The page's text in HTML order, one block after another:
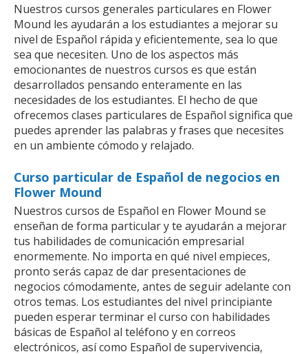
Nuestros cursos generales particulares en Flower
Mound les ayudarán a los estudiantes a mejorar su
nivel de Español rápida y eficientemente, sea lo que
sea que necesiten. Uno de los aspectos más
emocionantes de nuestros cursos es que están
desarrollados pensando enteramente en las
necesidades de los estudiantes. El hecho de que
ofrecemos clases particulares de Español significa que
puedes aprender las palabras y frases que necesites
en un ambiente cómodo y relajado.
Curso particular de Español de negocios en
Flower Mound
Nuestros cursos de Español en Flower Mound se
enseñan de forma particular y te ayudarán a mejorar
tus habilidades de comunicación empresarial
enormemente. No importa en qué nivel empieces,
pronto serás capaz de dar presentaciones de
negocios cómodamente, antes de seguir adelante con
otros temas. Los estudiantes del nivel principiante
pueden esperar terminar el curso con habilidades
básicas de Español al teléfono y en correos
electrónicos, así como Español de supervivencia,